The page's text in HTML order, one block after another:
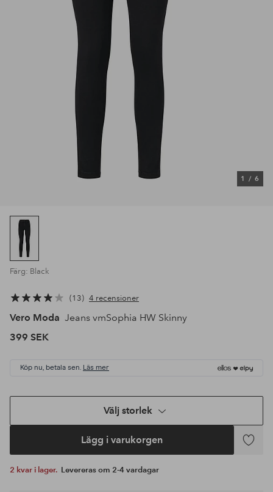
1 / 6
Färg: Black
13 4 recensioner
Vero Moda Jeans vmSophia HW Skinny
399 SEK
Köp nu, betala sen. Läs mer
Välj storlek
Lägg i varukorgen
Lägg
2 kvar i lager. Levereras om 2-4 vardagar